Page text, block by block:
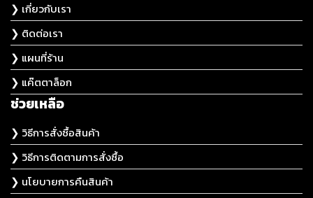
❯ เกี่ยวกับเรา
❯ ติดต่อเรา
❯ แผนที่ร้าน
❯ แค๊ตตาล็อก
ช่วยเหลือ
❯ วิธีการสั่งซื้อสินค้า
❯ วิธีการติดตามการสั่งซื้อ
❯ นโยบายการคืนสินค้า